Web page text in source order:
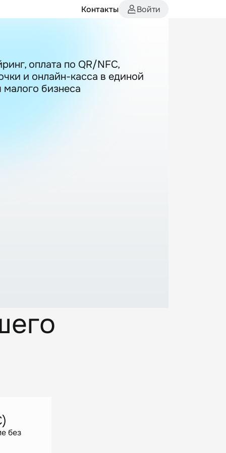
Контакты Войти
оплата по QR/NFC,
и онлайн-касса в единой
малого бизнеса
без